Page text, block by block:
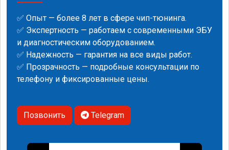
✅ Опыт — более 8 лет в сфере чип-тюнинга.
✅ Экспертность — работаем с современными ЭБУ
и диагностическим оборудованием.
✅ Надежность — гарантия на все виды работ.
✅ Прозрачность — подробные консультации по
телефону и фиксированные цены.
Позвонить Telegram